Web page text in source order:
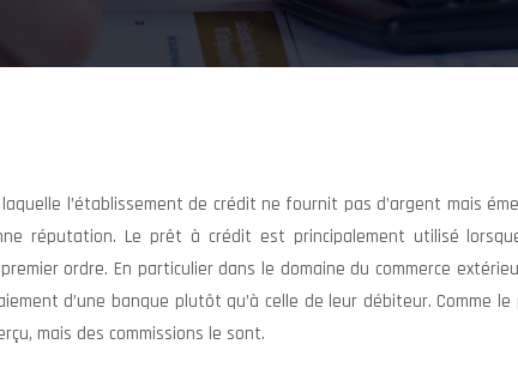
l’établissement de crédit ne fournit pas d’argent mais
réputation. Le prêt à crédit est principalement utilisé
ordre. En particulier dans le domaine du commerce
d’une banque plutôt qu’à celle de leur débiteur. Comme
mais des commissions le sont.